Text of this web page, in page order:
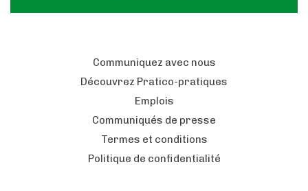
Communiquez avec nous
Découvrez Pratico-pratiques
Emplois
Communiqués de presse
Termes et conditions
Politique de confidentialité